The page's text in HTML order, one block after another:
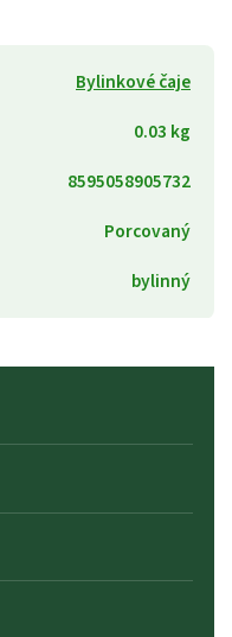
Bylinkové čaje
0.03 kg
8595058905732
Porcovaný
bylinný